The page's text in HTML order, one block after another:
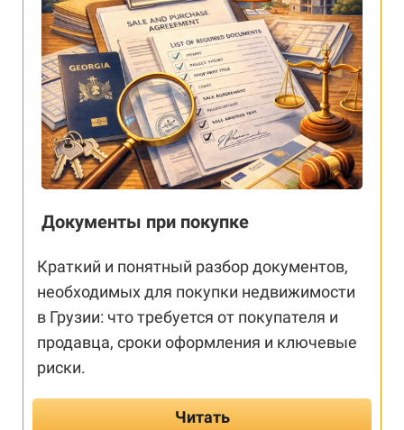
Документы при покупке
Краткий и понятный разбор документов,
необходимых для покупки недвижимости
в Грузии: что требуется от покупателя и
продавца, сроки оформления и ключевые
риски.
Читать